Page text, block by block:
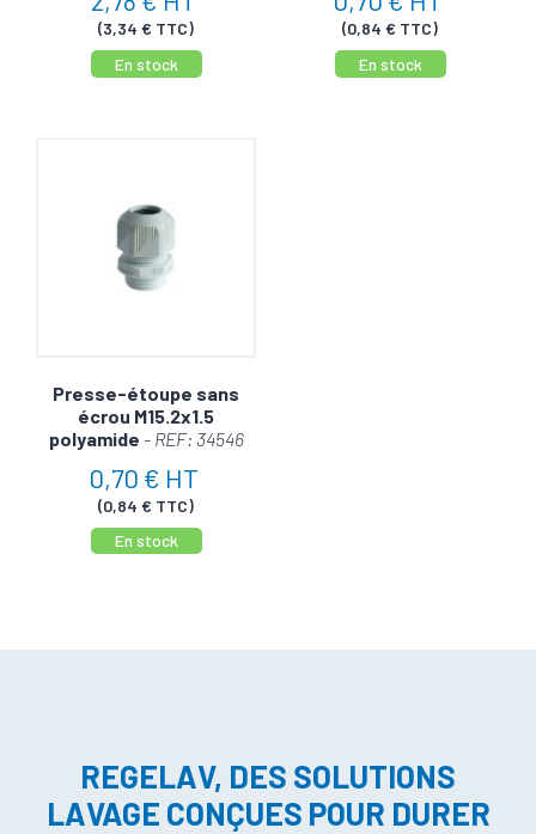
(3,34 € TTC)
En stock
(0,84 € TTC)
En stock
Presse-étoupe sans
écrou M15.2x1.5
polyamide - REF: 34546
0,70 € HT
(0,84 € TTC)
En stock
REGELAV, DES SOLUTIONS
LAVAGE CONÇUES POUR DURER